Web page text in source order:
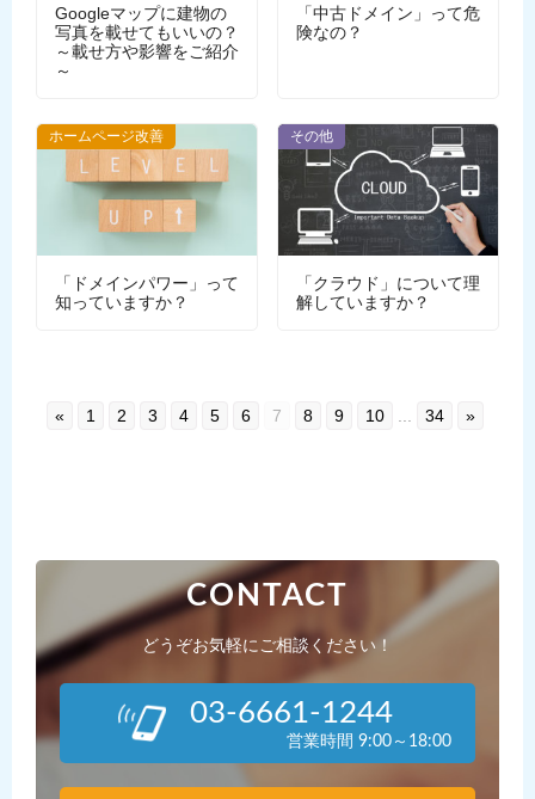
Googleマップに建物の
写真を載せてもいいの？
～載せ方や影響をご紹介
～
「中古ドメイン」って危
険なの？
ホームページ改善
「ドメインパワー」って
知っていますか？
その他
「クラウド」について理
解していますか？
« 1 2 3 4 5 6 7 8 9 10 ... 34 »
CONTACT
どうぞお気軽にご相談ください！
03-6661-1244
営業時間 9:00～18:00